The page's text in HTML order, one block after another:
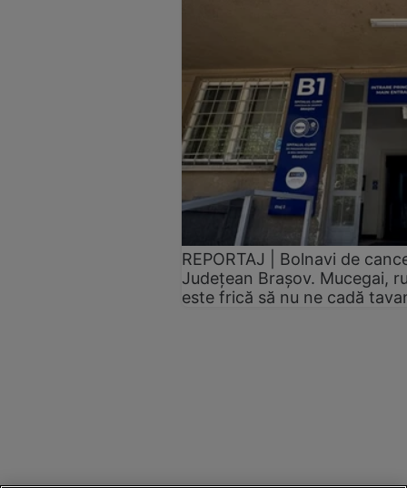
REPORTAJ | Bolnavi de
Județean Brașov. Mucegai,
este frică să nu ne cadă